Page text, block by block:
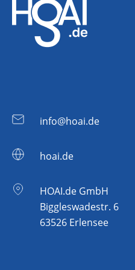
info@hoai.de
hoai.de
HOAI.de GmbH
Biggleswadestr. 6
63526 Erlensee